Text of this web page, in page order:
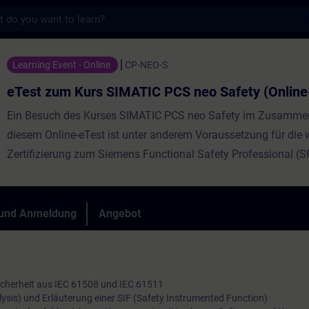
SIMATIC PCS neo Safety (Online-
Learning Event - Online CP-NEO-S
eTest zum Kurs SIMATIC PCS neo Safety
Ein Besuch des Kurses SIMATIC PCS neo Safety im
diesem Online-eTest ist unter anderem Voraussetzung für die
Zertifizierung zum Siemens Functional Safety Professional
Anmeldung Angebot
aus IEC 61508 und IEC 61511
und Erläuterung einer SIF (Safety Instrumented Function)